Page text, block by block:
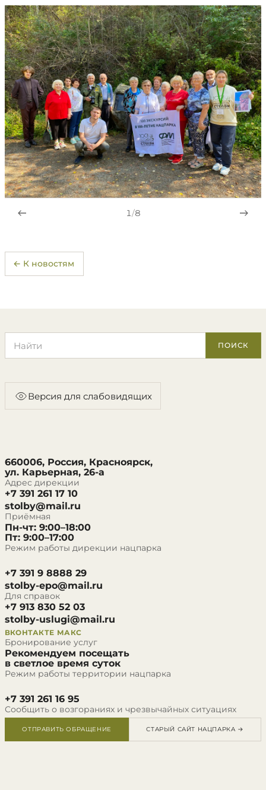
1/8
← К новостям
ПОИСК
Версия для слабовидящих
660006, Россия, Красноярск,
ул. Карьерная, 26-а
Адрес дирекции
+7 391 261 17 10
stolby@mail.ru
Приёмная
Пн-чт: 9:00–18:00
Пт: 9:00–17:00
Режим работы дирекции нацпарка
+7 391 9 8888 29
stolby-epo@mail.ru
Для справок
+7 913 830 52 03
stolby-uslugi@mail.ru
ВКОНТАКТЕ МАКС
Бронирование услуг
Рекомендуем посещать
в светлое время суток
Режим работы территории нацпарка
+7 391 261 16 95
Сообщить о возгораниях и чрезвычайных ситуациях
ОТПРАВИТЬ ОБРАЩЕНИЕ СТАРЫЙ САЙТ НАЦПАРКА →